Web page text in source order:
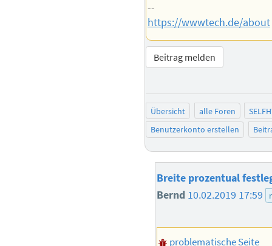
--
https://wwwtech.de/about
Beitrag melden
Übersicht alle Foren
Benutzerkonto erstellen
Breite prozentual
Bernd 10.02.2019 17:59
problematische Seite